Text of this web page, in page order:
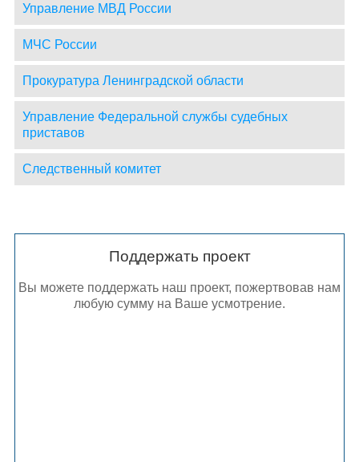
Управление МВД России
МЧС России
Прокуратура Ленинградской области
Управление Федеральной службы судебных
приставов
Следственный комитет
Поддержать проект
Вы можете поддержать наш проект, пожертвовав нам
любую сумму на Ваше усмотрение.